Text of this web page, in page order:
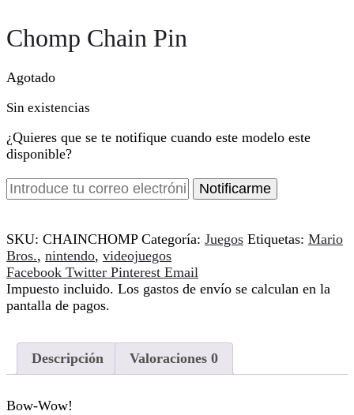
Chomp Chain Pin
Agotado
Sin existencias
¿Quieres que se te notifique cuando este modelo este
disponible?
Notificarme
SKU: CHAINCHOMP Categoría: Juegos Etiquetas: Mario
Bros., nintendo, videojuegos
Compartir
Facebook Twitter Pinterest Email
Impuesto incluido. Los gastos de envío se calculan en la
pantalla de pagos.
Descripción Valoraciones 0
Bow-Wow!